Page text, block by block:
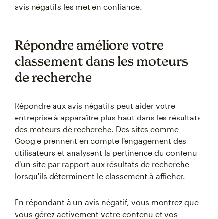
avis négatifs les met en confiance.
Répondre améliore votre
classement dans les moteurs
de recherche
Répondre aux avis négatifs peut aider votre
entreprise à apparaître plus haut dans les résultats
des moteurs de recherche. Des sites comme
Google prennent en compte l'engagement des
utilisateurs et analysent la pertinence du contenu
d'un site par rapport aux résultats de recherche
lorsqu'ils déterminent le classement à afficher.
En répondant à un avis négatif, vous montrez que
vous gérez activement votre contenu et vos